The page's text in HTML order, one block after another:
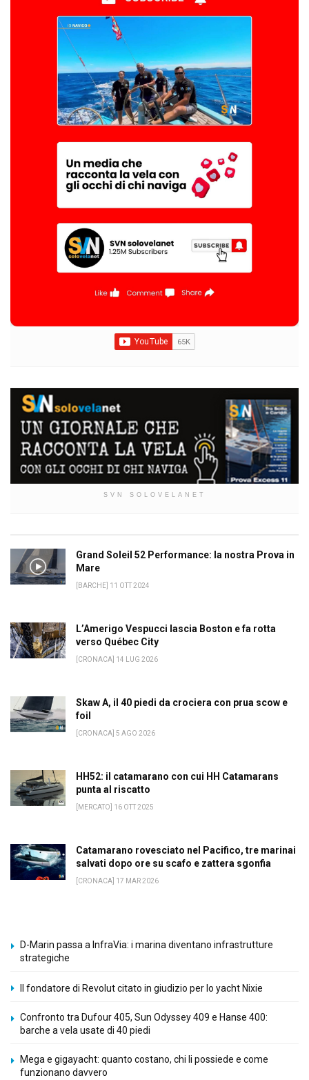
SVN SOLOVELANET
Grand Soleil 52 Performance: la nostra Prova in
Mare
[BARCHE] 11 OTT 2024
L’Amerigo Vespucci lascia Boston e fa rotta
verso Québec City
[CRONACA] 14 LUG 2026
Skaw A, il 40 piedi da crociera con prua scow e
foil
[CRONACA] 5 AGO 2026
HH52: il catamarano con cui HH Catamarans
punta al riscatto
[MERCATO] 16 OTT 2025
Catamarano rovesciato nel Pacifico, tre marinai
salvati dopo ore su scafo e zattera sgonfia
[CRONACA] 17 MAR 2026
D-Marin passa a InfraVia: i marina diventano infrastrutture
strategiche
Il fondatore di Revolut citato in giudizio per lo yacht Nixie
Confronto tra Dufour 405, Sun Odyssey 409 e Hanse 400:
barche a vela usate di 40 piedi
Mega e gigayacht: quanto costano, chi li possiede e come
funzionano davvero